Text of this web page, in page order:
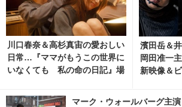
川口春奈＆高杉真宙の愛おしい
日常…『ママがもうこの世界に
いなくても 私の命の日記』場
濱田岳＆
岡田准一
新映像＆
マーク・ウォールバーグ主